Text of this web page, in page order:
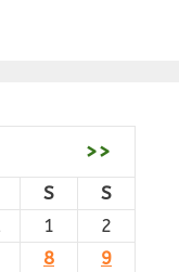
>>
S
S
1
2
8
9